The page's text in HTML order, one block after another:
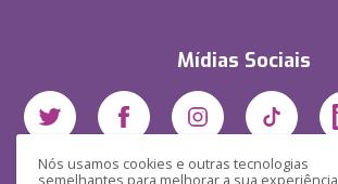
Nós usamos cookies e outras tecnologias
semelhantes para melhorar a sua experiência
Mídias Sociais